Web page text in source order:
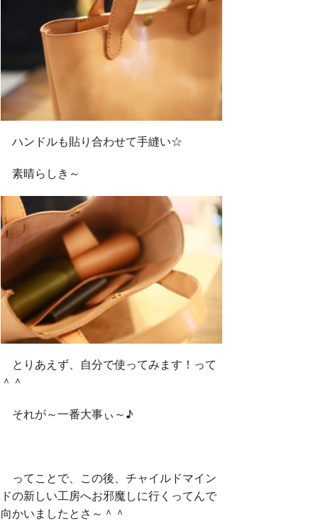
ハンドルも貼り合わせて手縫い☆
素晴らしき～
とりあえず、自分で使ってみます！って
＾＾
それが～一番大事ぃ～♪
ってことで、この後、チャイルドマイン
ドの新しい工房へお邪魔しに行くってんで
向かいましたとさ～＾＾